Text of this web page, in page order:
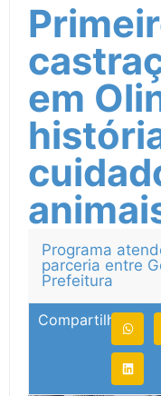
em
Programa
parceria entre
Prefeitura
Compartilhe: